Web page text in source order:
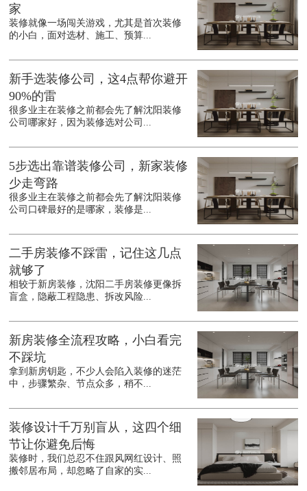
家
装修就像一场闯关游戏，尤其是首次装修
的小白，面对选材、施工、预算...
新手选装修公司，这4点帮你避开
90%的雷
很多业主在装修之前都会先了解沈阳装修
公司哪家好，因为装修选对公司...
5步选出靠谱装修公司，新家装修
少走弯路
很多业主在装修之前都会先了解沈阳装修
公司口碑最好的是哪家，装修是...
二手房装修不踩雷，记住这几点
就够了
相较于新房装修，沈阳二手房装修更像拆
盲盒，隐蔽工程隐患、拆改风险...
新房装修全流程攻略，小白看完
不踩坑
拿到新房钥匙，不少人会陷入装修的迷茫
中，步骤繁杂、节点众多，稍不...
装修设计千万别盲从，这四个细
节让你避免后悔
装修时，我们总忍不住跟风网红设计、照
搬邻居布局，却忽略了自家的实...